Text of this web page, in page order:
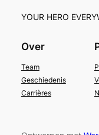
YOUR HERO
Over
Team
Geschiedenis
Carrières